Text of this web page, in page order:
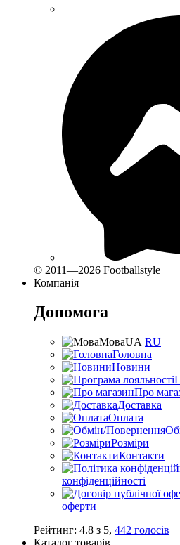
© 2011—2026 Footballstyle
Компанія
Допомога
МоваUA RU
Головна
Новини
Про
Доставка
Оплата
Розміри
Контакти
конфіденційності
оферти
Рейтинг: 4.8 з 5, 442 голосів